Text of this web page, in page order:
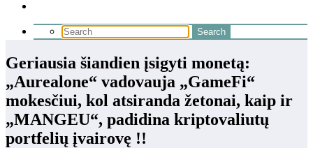
Geriausia šiandien įsigyti monetą:
„Aurealone“ vadovauja „GameFi“
mokesčiui, kol atsiranda žetonai, kaip ir
„MANGEU“, padidina kriptovaliutų
portfelių įvairovę !!